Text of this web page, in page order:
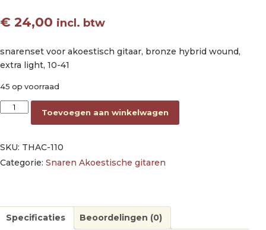
€ 24,00 incl. btw
snarenset voor akoestisch gitaar, bronze hybrid wound,
extra light, 10-41
45 op voorraad
string set acoustic, bronze hybrid wound, 010-013-016-022-
Toevoegen aan winkelwagen
SKU: THAC-110
Categorie: Snaren Akoestische gitaren
Specificaties Beoordelingen (0)